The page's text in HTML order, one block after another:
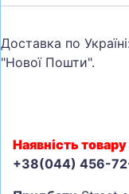
Доставка по
"Нової Пошти".
Наявність
+38(044) 456-